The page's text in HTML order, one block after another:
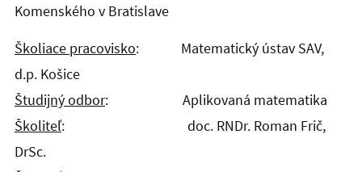
Komenského v Bratislave
Školiace pracovisko: Matematický ústav SAV,
d.p. Košice
Študijný odbor: Aplikovaná matematika
Školiteľ: doc. RNDr. Roman Frič,
DrSc.